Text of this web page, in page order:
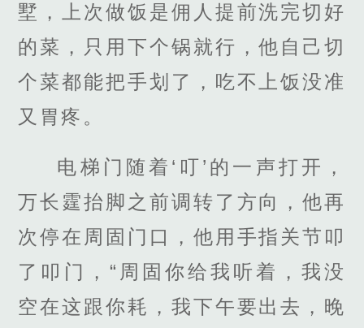
墅，上次做饭是佣人提前洗完切好
的菜，只用下个锅就行，他自己切
个菜都能把手划了，吃不上饭没准
又胃疼。
电梯门随着‘叮’的一声打开，
万长霆抬脚之前调转了方向，他再
次停在周固门口，他用手指关节叩
了叩门，“周固你给我听着，我没
空在这跟你耗，我下午要出去，晚